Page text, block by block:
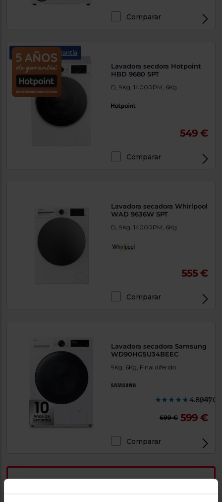
Comparar
5 años de garantía
Lavadora secdora Hotpoint
HBD 9680 SPT
D, 9Kg, 1400RPM, 6Kg
549 €
Comparar
Lavadora secadora Whirlpool
WAD 9636W SPT
D, 9Kg, 1400RPM, 6Kg
555 €
Comparar
Lavadora secadora Samsung
WD90HG5U34BEEC
9Kg, 6Kg, Final diferido
(19)
699 € 599 €
Comparar
Torre de Lavado-Secado